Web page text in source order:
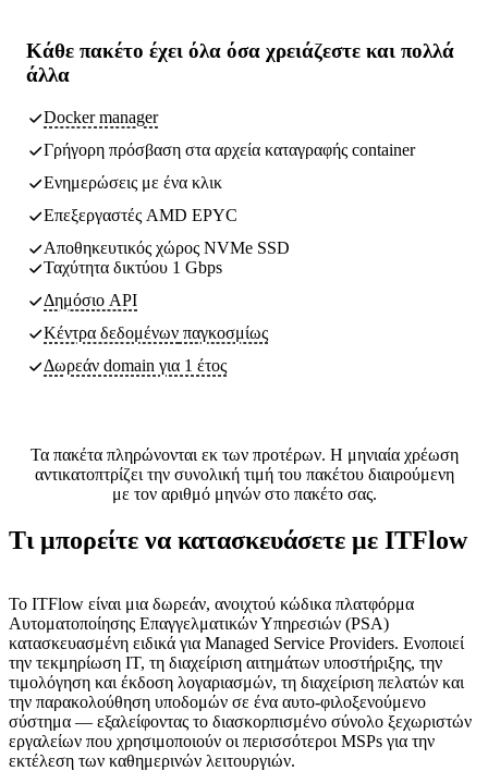
Κάθε πακέτο έχει όλα όσα χρειάζεστε και πολλά
άλλα
Docker manager
Γρήγορη πρόσβαση στα αρχεία καταγραφής container
Ενημερώσεις με ένα κλικ
Επεξεργαστές AMD EPYC
Αποθηκευτικός χώρος NVMe SSD
Ταχύτητα δικτύου 1 Gbps
Δημόσιο API
Κέντρα δεδομένων παγκοσμίως
Δωρεάν domain για 1 έτος
Τα πακέτα πληρώνονται εκ των προτέρων. Η μηνιαία χρέωση
αντικατοπτρίζει την συνολική τιμή του πακέτου διαιρούμενη
με τον αριθμό μηνών στο πακέτο σας.
Τι μπορείτε να κατασκευάσετε με ITFlow
Το ITFlow είναι μια δωρεάν, ανοιχτού κώδικα πλατφόρμα
Αυτοματοποίησης Επαγγελματικών Υπηρεσιών (PSA)
κατασκευασμένη ειδικά για Managed Service Providers. Ενοποιεί
την τεκμηρίωση IT, τη διαχείριση αιτημάτων υποστήριξης, την
τιμολόγηση και έκδοση λογαριασμών, τη διαχείριση πελατών και
την παρακολούθηση υποδομών σε ένα αυτο-φιλοξενούμενο
σύστημα — εξαλείφοντας το διασκορπισμένο σύνολο ξεχωριστών
εργαλείων που χρησιμοποιούν οι περισσότεροι MSPs για την
εκτέλεση των καθημερινών λειτουργιών.